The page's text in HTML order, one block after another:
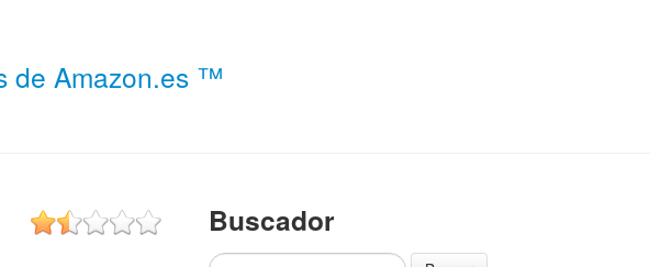
de Amazon.es ™
Buscador